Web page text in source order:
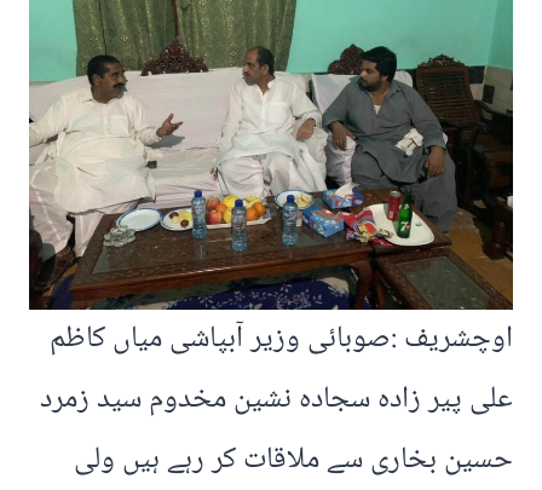
اوچشریف :صوبائی وزیر آبپاشی میاں کاظم
علی پیر زادہ سجادہ نشین مخدوم سید زمرد
حسین بخاری سے ملاقات کر رہے ہیں ولی